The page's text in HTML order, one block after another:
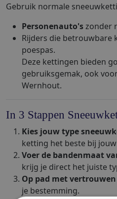
Gebruik normale
Personenauto'szonder
Rijders die betrouwbare
poespas.
Deze kettingen bieden
gebruiksgemak, ook
Wernhout.
In 3 Stappen
Kies jouw type
ketting het beste bij
Voer de bandenmaat
krijg je direct het juiste
Op pad met vertrouwen
je bestemming.